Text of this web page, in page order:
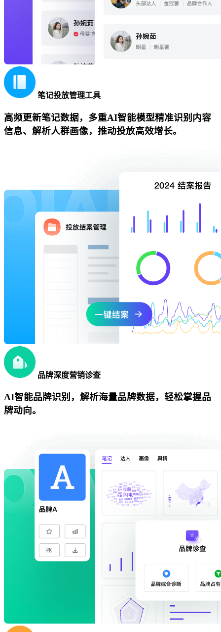
笔记投放管理工具
高频更新笔记数据，多重AI智能模型精准识别内容
信息、解析人群画像，推动投放高效增长。
品牌深度营销诊查
AI智能品牌识别，解析海量品牌数据，轻松掌握品
牌动向。